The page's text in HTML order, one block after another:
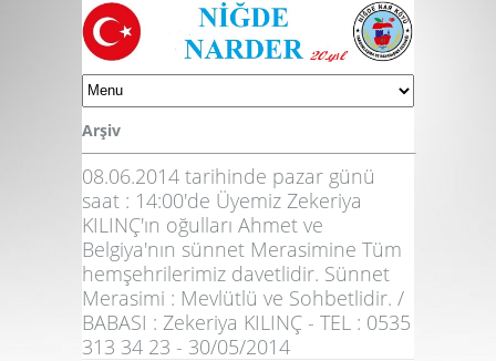
Arşiv
08.06.2014 tarihinde pazar günü
saat : 14:00'de Üyemiz Zekeriya
KILINÇ'ın oğulları Ahmet ve
Belgiya'nın sünnet Merasimine Tüm
hemşehrilerimiz davetlidir. Sünnet
Merasimi : Mevlütlü ve Sohbetlidir. /
BABASI : Zekeriya KILINÇ - TEL : 0535
313 34 23 - 30/05/2014